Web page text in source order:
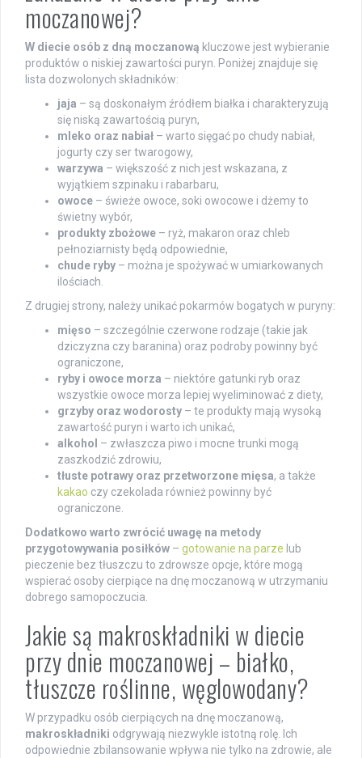
moczanowej?
W diecie osób z dną moczanową kluczowe jest wybieranie
produktów o niskiej zawartości puryn. Poniżej znajduje się
lista dozwolonych składników:
jaja – są doskonałym źródłem białka i charakteryzują
się niską zawartością puryn,
mleko oraz nabiał – warto sięgać po chudy nabiał,
jogurty czy ser twarogowy,
warzywa – większość z nich jest wskazana, z
wyjątkiem szpinaku i rabarbaru,
owoce – świeże owoce, soki owocowe i dżemy to
świetny wybór,
produkty zbożowe – ryż, makaron oraz chleb
pełnoziarnisty będą odpowiednie,
chude ryby – można je spożywać w umiarkowanych
ilościach.
Z drugiej strony, należy unikać pokarmów bogatych w puryny:
mięso – szczególnie czerwone rodzaje (takie jak
dziczyzna czy baranina) oraz podroby powinny być
ograniczone,
ryby i owoce morza – niektóre gatunki ryb oraz
wszystkie owoce morza lepiej wyeliminować z diety,
grzyby oraz wodorosty – te produkty mają wysoką
zawartość puryn i warto ich unikać,
alkohol – zwłaszcza piwo i mocne trunki mogą
zaszkodzić zdrowiu,
tłuste potrawy oraz przetworzone mięsa, a także
kakao czy czekolada również powinny być
ograniczone.
Dodatkowo warto zwrócić uwagę na metody
przygotowywania posiłków – gotowanie na parze lub
pieczenie bez tłuszczu to zdrowsze opcje, które mogą
wspierać osoby cierpiące na dnę moczanową w utrzymaniu
dobrego samopoczucia.
Jakie są makroskładniki w diecie
przy dnie moczanowej – białko,
tłuszcze roślinne, węglowodany?
W przypadku osób cierpiących na dnę moczanową,
makroskładniki odgrywają niezwykle istotną rolę. Ich
odpowiednie zbilansowanie wpływa nie tylko na zdrowie, ale